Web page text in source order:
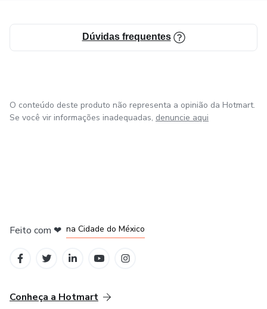
Dúvidas frequentes
O conteúdo deste produto não representa a opinião da Hotmart.
Se você vir informações inadequadas, denuncie aqui
Feito com ❤ na Cidade do México
Conheça a Hotmart